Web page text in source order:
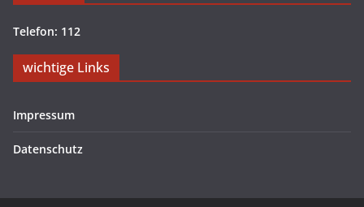
Telefon: 112
wichtige Links
Impressum
Datenschutz